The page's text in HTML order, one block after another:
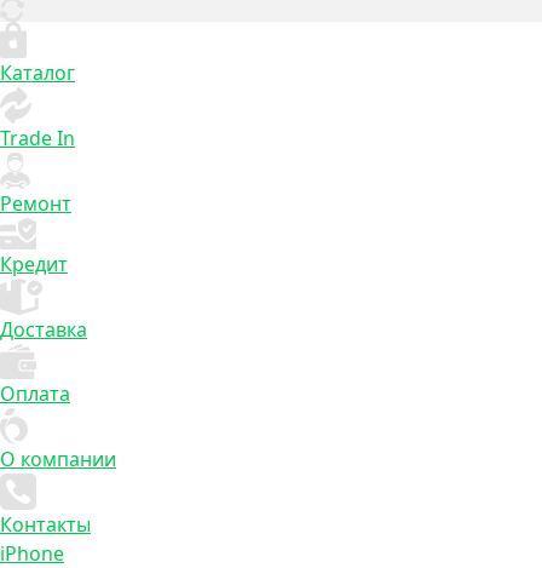
Каталог
Trade In
Ремонт
Кредит
Доставка
Оплата
О компании
Контакты
iPhone